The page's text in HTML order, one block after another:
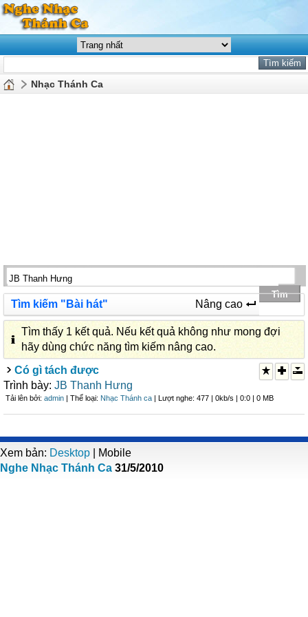
Nhạc Thánh Ca
Tìm kiếm "Bài hát" Nâng cao
Tìm thấy 1 kết quả. Nếu kết quả không như mong đợi
hãy dùng chức năng tìm kiếm nâng cao.
Có gì tách được
Trình bày: JB Thanh Hưng
Tải lên bởi: admin | Thể loại: Nhạc Thánh ca | Lượt nghe: 477 | 0kb/s | 0:0 | 0 MB
Xem bản: Desktop | Mobile
Nghe Nhạc Thánh Ca 31/5/2010